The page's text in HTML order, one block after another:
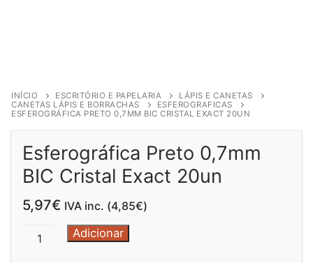
INÍCIO ESCRITÓRIO E PAPELARIA
LÁPIS E CANETAS
CANETAS LÁPIS E BORRACHAS
ESFEROGRAFICAS
ESFEROGRÁFICA PRETO 0,7MM BIC CRISTAL EXACT 20UN
Esferográfica Preto 0,7mm
BIC Cristal Exact 20un
5,97€ IVA inc. (4,85€)
QuantidadeAdicionar